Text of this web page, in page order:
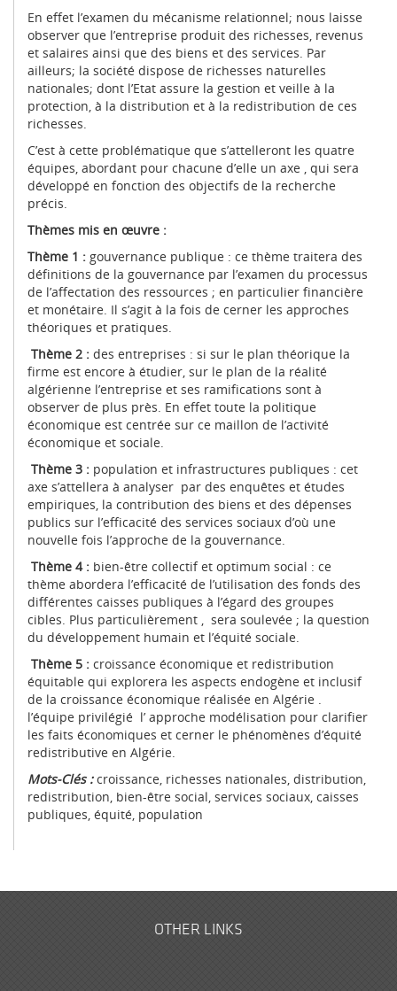
En effet l’examen du mécanisme relationnel; nous laisse
observer que l’entreprise produit des richesses, revenus
et salaires ainsi que des biens et des services. Par
ailleurs; la société dispose de richesses naturelles
nationales; dont l’Etat assure la gestion et veille à la
protection, à la distribution et à la redistribution de ces
richesses.
C’est à cette problématique que s’attelleront les quatre
équipes, abordant pour chacune d’elle un axe , qui sera
développé en fonction des objectifs de la recherche
précis.
Thèmes mis en œuvre :
Thème 1 : gouvernance publique : ce thème traitera des
définitions de la gouvernance par l’examen du processus
de l’affectation des ressources ; en particulier financière
et monétaire. Il s’agit à la fois de cerner les approches
théoriques et pratiques.
Thème 2 : des entreprises : si sur le plan théorique la
firme est encore à étudier, sur le plan de la réalité
algérienne l’entreprise et ses ramifications sont à
observer de plus près. En effet toute la politique
économique est centrée sur ce maillon de l’activité
économique et sociale.
Thème 3 : population et infrastructures publiques : cet
axe s’attellera à analyser par des enquêtes et études
empiriques, la contribution des biens et des dépenses
publics sur l’efficacité des services sociaux d’où une
nouvelle fois l’approche de la gouvernance.
Thème 4 : bien-être collectif et optimum social : ce
thème abordera l’efficacité de l’utilisation des fonds des
différentes caisses publiques à l’égard des groupes
cibles. Plus particulièrement , sera soulevée ; la question
du développement humain et l’équité sociale.
Thème 5 : croissance économique et redistribution
équitable qui explorera les aspects endogène et inclusif
de la croissance économique réalisée en Algérie .
l’équipe privilégié l’ approche modélisation pour clarifier
les faits économiques et cerner le phénomènes d’équité
redistributive en Algérie.
Mots-Clés :croissance, richesses nationales, distribution,
redistribution, bien-être social, services sociaux, caisses
publiques, équité, population
OTHER LINKS